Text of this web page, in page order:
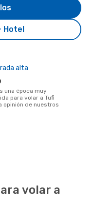
Hotel
alta
para volar a Tufi
opinión de nuestros
volar a